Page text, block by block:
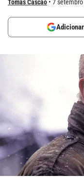
Tomás Cascão 7